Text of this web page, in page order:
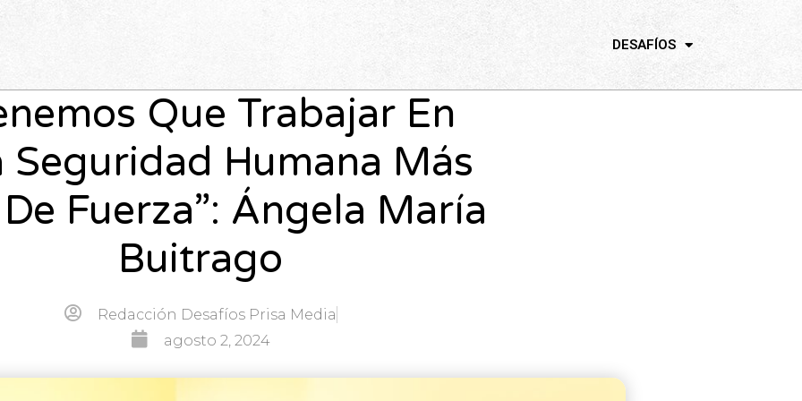
DESAFÍOS
Que Trabajar En
Seguridad Humana Más
Fuerza”: Ángela María
Buitrago
Redacción Desafíos Prisa Media
agosto 2, 2024